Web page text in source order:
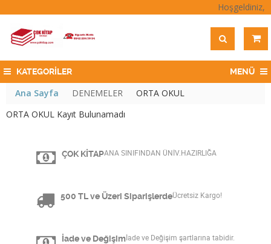
Hoşgeldiniz,
KATEGORİLER MENÜ
Ana Sayfa DENEMELER
ORTA OKUL
ORTA OKUL Kayıt Bulunamadı
ÇOK KİTAPANA SINIFINDAN ÜNİV.HAZIRLIĞA
500 TL ve Üzeri SiparişlerdeÜcretsiz Kargo!
İade ve Değişim İade ve Değişim şartlarına tabidir.